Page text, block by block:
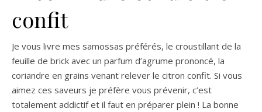
confit
Je vous livre mes samossas préférés, le croustillant de la
feuille de brick avec un parfum d’agrume prononcé, la
coriandre en grains venant relever le citron confit. Si vous
aimez ces saveurs je préfère vous prévenir, c’est
totalement addictif et il faut en préparer plein ! La bonne